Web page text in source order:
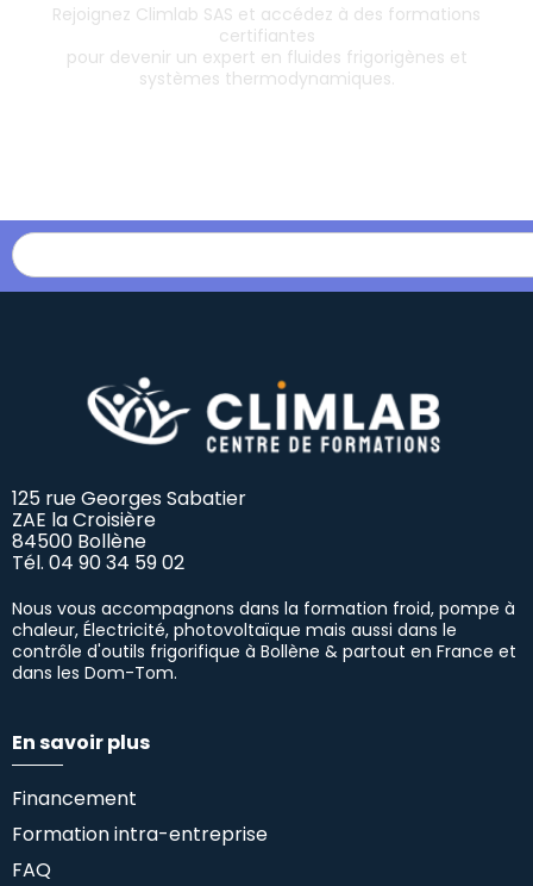
Rejoignez Climlab SAS et accédez à des formations
certifiantes
pour devenir un expert en fluides frigorigènes et
systèmes thermodynamiques.
125 rue Georges Sabatier
ZAE la Croisière
84500 Bollène
Tél. 04 90 34 59 02
Nous vous accompagnons dans la formation froid, pompe à
chaleur, Électricité, photovoltaïque mais aussi dans le
contrôle d'outils frigorifique à Bollène & partout en France et
dans les Dom-Tom.
En savoir plus
Financement
Formation intra-entreprise
FAQ